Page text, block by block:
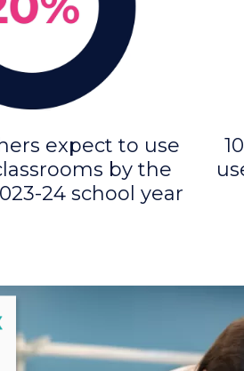
expect to use
by the
24 school year